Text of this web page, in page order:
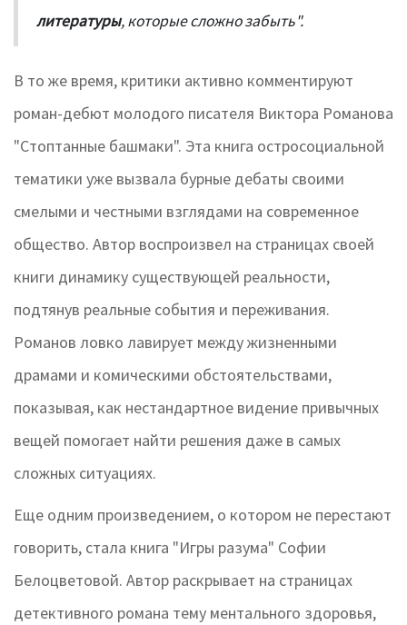
литературы, которые сложно забыть".
В то же время, критики активно комментируют
роман-дебют молодого писателя Виктора Романова
"Стоптанные башмаки". Эта книга остросоциальной
тематики уже вызвала бурные дебаты своими
смелыми и честными взглядами на современное
общество. Автор воспроизвел на страницах своей
книги динамику существующей реальности,
подтянув реальные события и переживания.
Романов ловко лавирует между жизненными
драмами и комическими обстоятельствами,
показывая, как нестандартное видение привычных
вещей помогает найти решения даже в самых
сложных ситуациях.
Еще одним произведением, о котором не перестают
говорить, стала книга "Игры разума" Софии
Белоцветовой. Автор раскрывает на страницах
детективного романа тему ментального здоровья,